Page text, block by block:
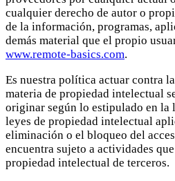
cualquier derecho de autor o
de la información, programas,
demás material que el propio
www.remote-basics.com.
Es nuestra política actuar contra
materia de propiedad intelectual
originar según lo estipulado en la
leyes de propiedad intelectual
eliminación o el bloqueo del
encuentra sujeto a actividades
propiedad intelectual de terceros.